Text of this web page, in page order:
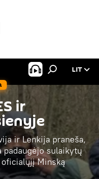
LIT
ir
ir Lenkija praneša,
padaugėjo sulaikytų
Minską